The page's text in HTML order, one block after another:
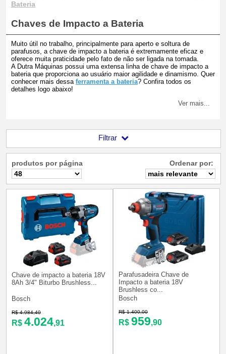
Bateria
Chaves de Impacto a Bateria
Muito útil no trabalho, principalmente para aperto e soltura de
parafusos, a chave de impacto a bateria é extremamente eficaz e
oferece muita praticidade pelo fato de não ser ligada na tomada.
A Dutra Máquinas possui uma extensa linha de chave de impacto a
bateria que proporciona ao usuário maior agilidade e dinamismo. Quer
conhecer mais dessa ferramenta a bateria? Confira todos os
detalhes logo abaixo!
Ver mais...
Filtrar
produtos por página Ordenar por:
Chave de impacto a bateria 18V
8Ah 3/4" Biturbo Brushless...
Bosch
R$ 4.984,40
R$ 4.024,91
Parafusadeira Chave de
Impacto a bateria 18V
Brushless co...
Bosch
R$ 1.400,00
R$ 959,90